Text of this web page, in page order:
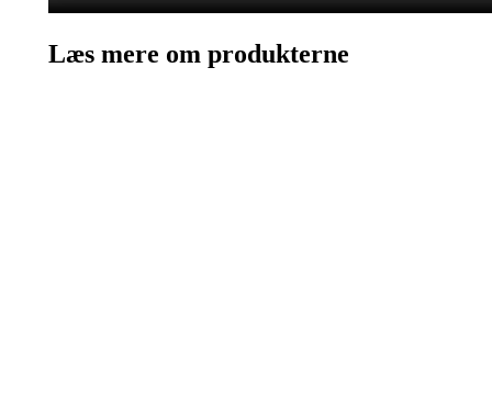
Læs mere om produkterne